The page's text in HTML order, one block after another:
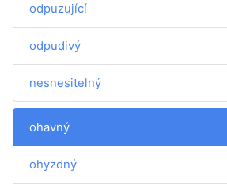
odpuzující
odpudivý
nesnesitelný
ohavný
ohyzdný